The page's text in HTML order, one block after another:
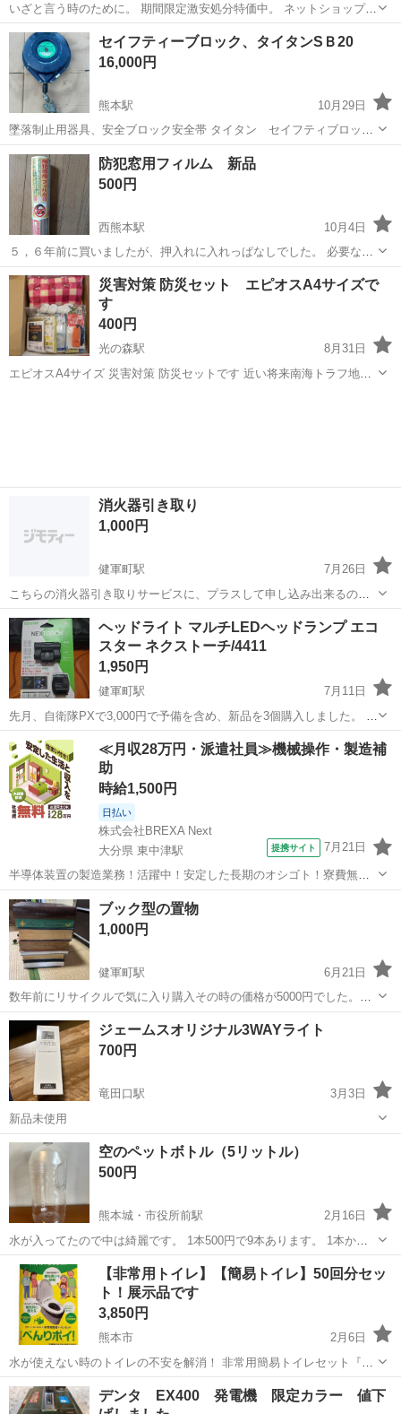
いざと言う時のために。 期間限定激安処分特価中。 ネットショップや
SNSで話題の商品を集めました！実物を見て、触って、すぐ買える！
皆様のご来店心よりお待ちいたします。 場所・ゆめマート東山鹿
ｻｰﾋﾞｽｶｳﾝﾀｰ隣...
熊本 山鹿市 木葉駅 防災、セキュリティ
セイフティーブロック、タイタンSＢ20
16,000円
熊本駅
10月29日
墜落制止用器具、安全ブロック安全帯 タイタン セイフティブロック
ＳＢ（ワイヤーロープ式） ２０Ｍ 動作確認問題ありませんでし
た。 引き取りに来られ方優先。 詳細は写真をご覧ください。 中古品
につきキズ汚れが...
熊本 熊本市 熊本駅 防災、セキュリティ
防犯窓用フィルム 新品
500円
西熊本駅
10月4日
５，６年前に買いましたが、押入れに入れっぱなしでした。 必要な方
にお譲りします。 3000円以上の品をご購入いただいた方には無料で差
し上げます。 取りに来ていただける方にお譲りします。
熊本 熊本市 西熊本駅 防災、セキュリティ 防犯
災害対策 防災セット エピオスA4サイズで
す
400円
光の森駅
8月31日
エピオスA4サイズ 災害対策 防災セットです 近い将来南海トラフ地震
消火器引き取り
1,000円
健軍町駅
7月26日
こちらの消火器引き取りサービスに、プラスして申し込み出来るの
で、出品致します。
熊本 熊本市 健軍町駅 消火器
ヘッドライト マルチLEDヘッドランプ エコ
スター ネクストーチ/4411
1,950円
健軍町駅
7月11日
先月、自衛隊PXで3,000円で予備を含め、新品を3個購入しました。 耐
久性もよく、ライトも明るく使いやすいです！ なかなか優れものでし
た！ でも、予備品として2個は必要ないので一つを手放して好きな方
に提供します。 自衛...
熊本 熊本市 健軍町駅 防災、セキュリティ 自衛隊
≪月収28万円・派遣社員≫機械操作・製造補
助
時給1,500円
日払い
株式会社BREXA Next
大分県 東中津駅
提携サイト 7月21日
半導体装置の製造業務！活躍中！安定した長期のオシゴト！寮費無料
★赴任旅費会社負担◎20代～40代の男性活躍中★未経験活躍中！高時
給1,500円！《大分県中津市》 人気の工場のお仕事 ◇半導体装置内部
のシート製造◇ ＊クリー...
大分 中津市 東中津駅 その他
ブック型の置物
1,000円
健軍町駅
6月21日
数年前にリサイクルで気に入り購入その時の価格が5000円でした。置
物？陶器なのか少し重めです。 本物のような本に見えます インテリア
にいかがですか 高さ40横25奥行き30です。 取引土日か平日19時以降
でお願いします。 ...
熊本 熊本市 防災、セキュリティ 置物
ジェームスオリジナル3WAYライト
700円
竜田口駅
3月3日
新品未使用
熊本 熊本市 竜田口駅 防災、セキュリティ
空のペットボトル（5リットル）
500円
熊本城・市役所前駅
2月16日
水が入ってたので中は綺麗です。 1本500円で9本あります。 1本から
受付します！
熊本 熊本市 熊本城・市役所前駅 防災、セキュリティ
ペットボトル
【非常用トイレ】【簡易トイレ】50回分セッ
ト！展示品です
3,850円
熊本市
2月6日
水が使えない時のトイレの不安を解消！ 非常用簡易トイレセット『べ
んりポイ！』 50回分のセットです。 展示品のため箱は開封済みです
が、未使用です。 防災トイレの備蓄必要数は【1日5回】×【人数】
熊本 熊本市 防災、セキュリティ トイレ
デンタ EX400 発電機 限定カラー 値下